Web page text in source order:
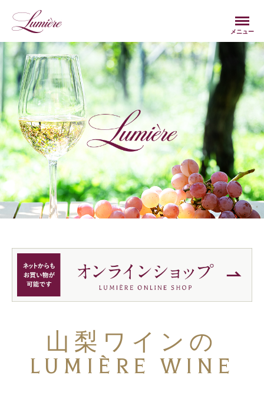
メニュー
山梨ワインの
LUMIÈRE WINE